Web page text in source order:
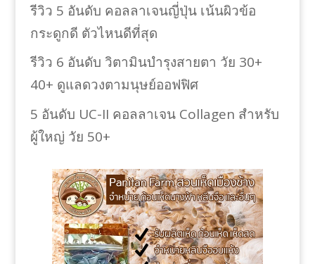
รีวิว 5 อันดับ คอลลาเจนญี่ปุ่น เน้นผิวข้อ
กระดูกดี ตัวไหนดีที่สุด
รีวิว 6 อันดับ วิตามินบำรุงสายตา วัย 30+
40+ ดูแลดวงตามนุษย์ออฟฟิศ
5 อันดับ UC-II คอลลาเจน Collagen สำหรับ
ผู้ใหญ่ วัย 50+